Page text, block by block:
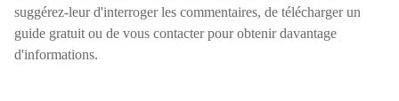
suggérez-leur d'interroger les commentaires, de télécharger un
guide gratuit ou de vous contacter pour obtenir davantage
d'informations.